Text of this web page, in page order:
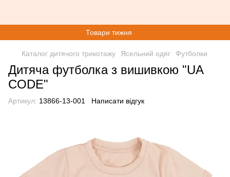
Товари тижня
Каталог дитячого трикотажу Ясельний одяг Футболки
Дитяча футболка з вишивкою "UA
CODE"
Артикул: 13866-13-001 Написати відгук